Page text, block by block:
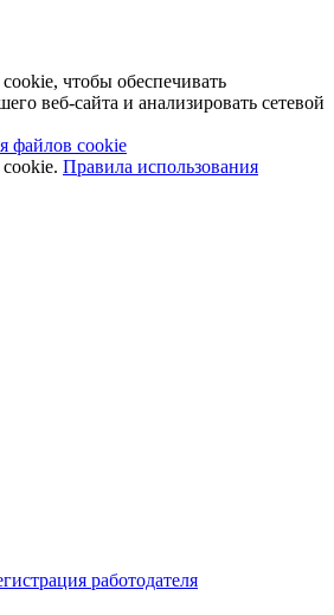
чтобы обеспечивать
веб-сайта и анализировать сетевой
файлов cookie
Правила использования
работодателя